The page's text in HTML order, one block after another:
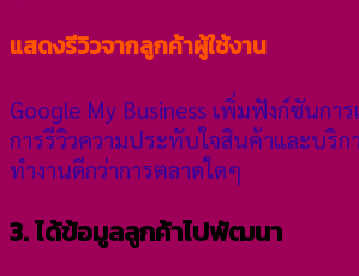
แสดงรีวิวจากลูกค้าผู้ใช้งาน
Google My Business เพิ่มฟังก์ชันกา
การรีวิวความประทับใจสินค้าและบริก
ทำงานดีกว่าการตลาดใดๆ
3. ได้ข้อมูลลูกค้าไปพัฒนา